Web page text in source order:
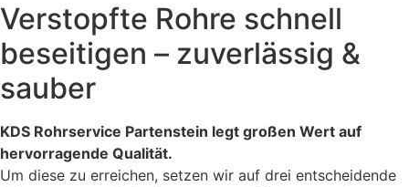
Verstopfte Rohre schnell
beseitigen – zuverlässig &
sauber
KDS Rohrservice Partenstein legt großen Wert auf
hervorragende Qualität.
Um diese zu erreichen, setzen wir auf drei entscheidende